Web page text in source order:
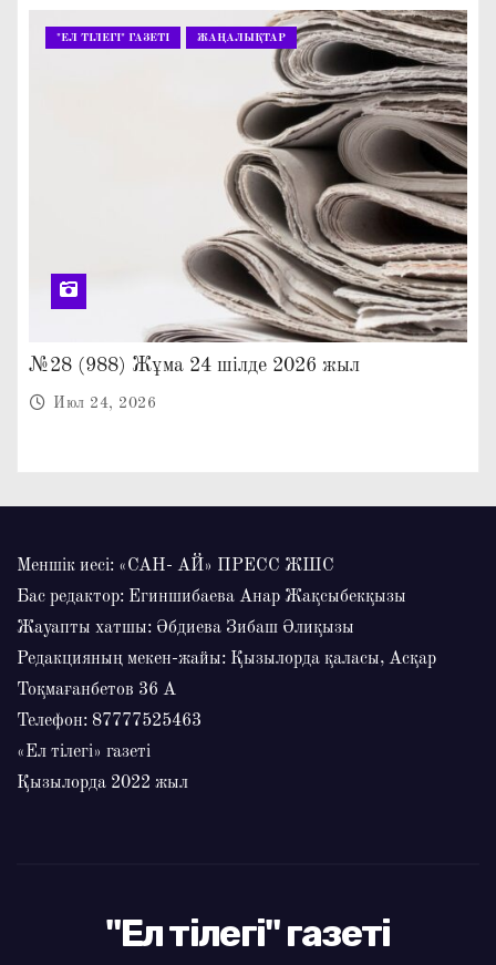
"ЕЛ ТІЛЕГІ" ГАЗЕТІ ЖАҢАЛЫҚТАР
№28 (988) Жұма 24 шілде 2026 жыл
Июл 24, 2026
Меншік иесі: «САН- АЙ» ПРЕСС ЖШС
Бас редактор: Егиншибаева Анар Жақсыбекқызы
Жауапты хатшы: Әбдиева Зибаш Әлиқызы
Редакцияның мекен-жайы: Қызылорда қаласы, Асқар
Тоқмағанбетов 36 А
Телефон: 87777525463
«Ел тілегі» газеті
Қызылорда 2022 жыл
"Ел тілегі" газеті